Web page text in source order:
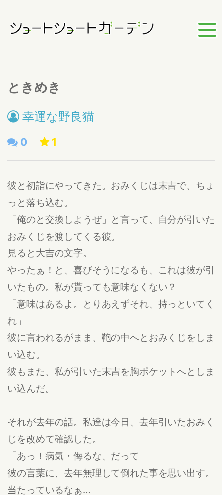
ときめき
幸運な野良猫
0 1
彼と初詣にやってきた。おみくじは末吉で、ちょ
っと落ち込む。
「俺のと交換しようぜ」と言って、自分が引いた
おみくじを渡してくる彼。
見ると大吉の文字。
やったぁ！と、喜びそうになるも、これは彼が引
いたもの。私が貰っても意味なくない？
「意味はあるよ。とりあえずそれ、持っといてく
れ」
彼に言われるがまま、鞄の中へとおみくじをしま
い込む。
彼もまた、私が引いた末吉を胸ポケットへとしま
い込んだ。
それが去年の話。私達は今日、去年引いたおみく
じを改めて確認した。
「あっ！病気・侮るな、だって」
彼の言葉に、去年無理して倒れた事を思い出す。
当たっているなぁ…